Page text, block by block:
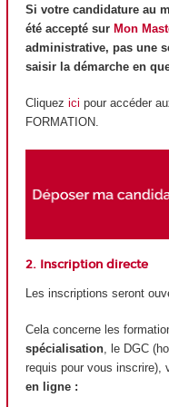
Si votre candidature au
été accepté sur Mon
administrative, pas une
saisir la démarche en
Cliquez ici pour accéder
FORMATION.
2. Inscription directe
Les inscriptions seront
Cela concerne les
spécialisation, le DGC
requis pour vous inscrire),
en ligne :